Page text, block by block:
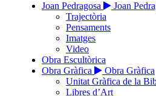
Joan Pedragosa
Joan
Trajectòria
Pensaments
Imatges
Video
Obra Escultòrica
Obra Gràfica
Obra Gràfica
Unitat Gràfica de la
Libres d’Art